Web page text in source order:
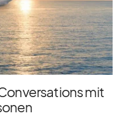
mit